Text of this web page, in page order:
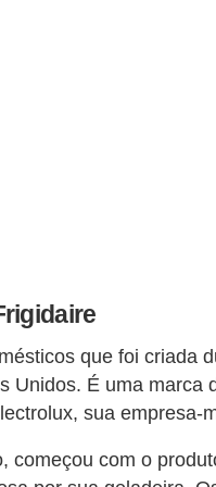
que foi criada
Unidos. É uma marca
sua empresa-
começou com o